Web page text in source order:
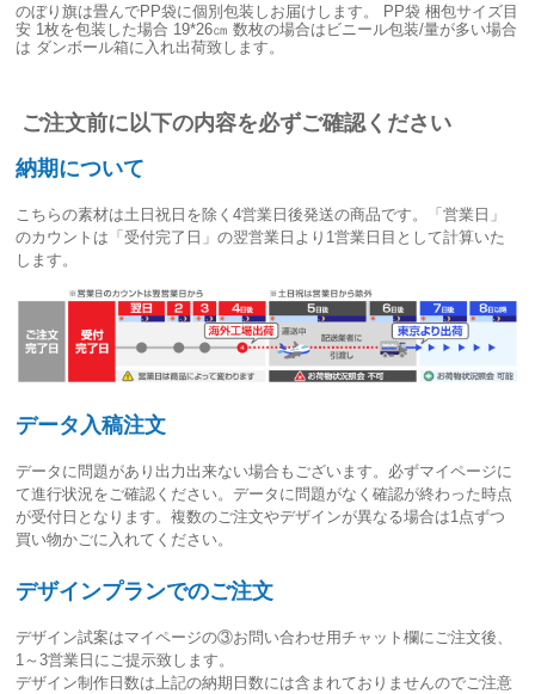
のぼり旗は畳んでPP袋に個別包装しお届けします。
PP袋 梱包サイズ目
安 1枚を包装した場合 19*26㎝ 数枚の場合はビニール包装/量が多い場合
は ダンボール箱に入れ出荷致します。
ご注文前に以下の内容を必ずご確認ください
納期について
こちらの素材は土日祝日を除く4営業日後発送の商品です。「営業日」
のカウントは「受付完了日」の翌営業日より1営業日目として計算いた
します。
データ入稿注文
データに問題があり出力出来ない場合もございます。必ずマイページに
て進行状況をご確認ください。データに問題がなく確認が終わった時点
が受付日 となります。複数のご注文やデザインが異なる場合は1点ずつ
買い物かごに入れてください。
デザインプランでのご注文
デザイン試案はマイページの③お問い合わせ用チャット欄にご注文後、
1～3営業日 にご提示致します。
デザイン制作日数は上記の納期日数には含まれておりませんのでご注意